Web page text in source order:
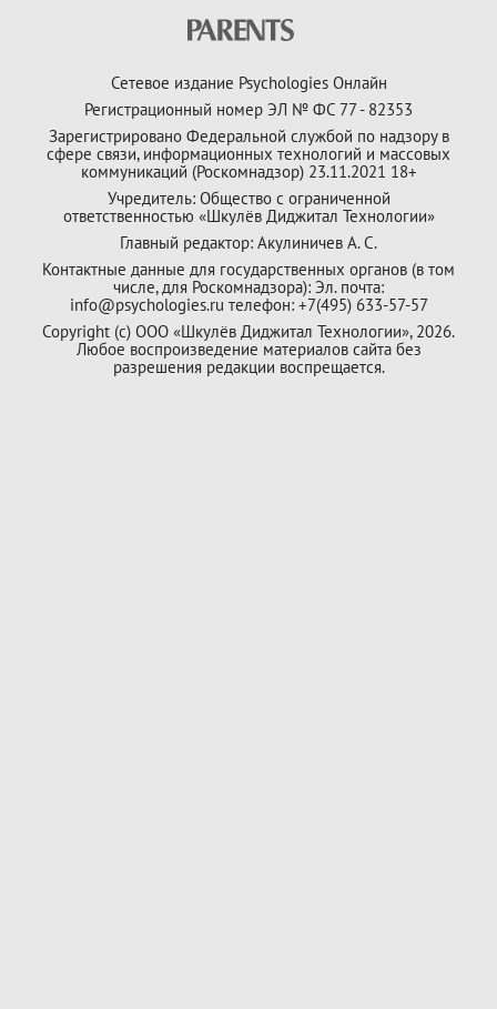
Сетевое издание Psychologies Онлайн
Регистрационный номер ЭЛ № ФС 77 - 82353
Зарегистрировано Федеральной службой по надзору в
сфере связи, информационных технологий и массовых
коммуникаций (Роскомнадзор) 23.11.2021 18+
Учредитель: Общество с ограниченной
ответственностью «Шкулёв Диджитал Технологии»
Главный редактор: Акулиничев А. С.
Контактные данные для государственных органов (в том
числе, для Роскомнадзора): Эл. почта:
info@psychologies.ru телефон: +7(495) 633-57-57
Copyright (с) ООО «Шкулёв Диджитал Технологии», 2026.
Любое воспроизведение материалов сайта без
разрешения редакции воспрещается.